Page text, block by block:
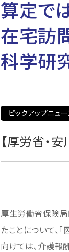
算定で
在宅訪
科学研
ピックアップニュー
【厚労省・
厚生労働省保険
たことについて、
向けては、介護報